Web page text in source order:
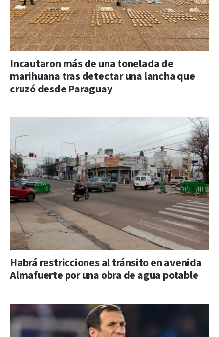
Incautaron más de una tonelada de
marihuana tras detectar una lancha que
cruzó desde Paraguay
Habrá restricciones al tránsito en avenida
Almafuerte por una obra de agua potable